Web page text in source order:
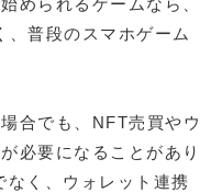
められるゲームなら、
普段のスマホゲーム
合でも、NFT売買やウ
必要になることがあり
く、ウォレット連携